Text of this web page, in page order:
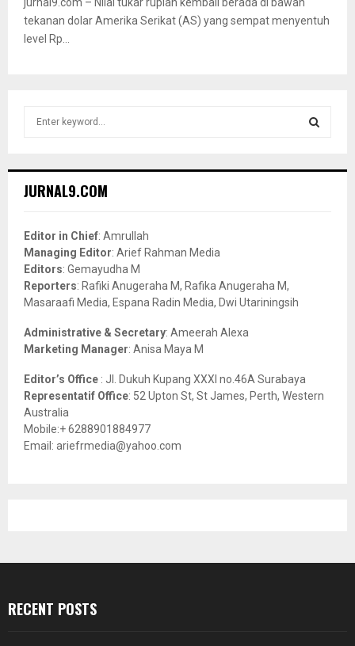
tekanan dolar Amerika Serikat (AS) yang sempat menyentuh
level Rp...
h
o
r
:
JURNAL9.COM
Editor in Chief: Amrullah
Managing Editor: Arief Rahman Media
Editors: Gemayudha M
Reporters: Rafiki Anugeraha M, Rafika Anugeraha M,
Masaraafi Media, Espana Radin Media, Dwi Utariningsih
Administrative & Secretary: Ameerah Alexa
Marketing Manager: Anisa Maya M
Editor’s Office : Jl. Dukuh Kupang XXXI no.46A Surabaya
Representatif Office: 52 Upton St, St James, Perth, Western
Australia
Mobile:+ 6288901884977
Email: ariefrmedia@yahoo.com
RECENT POSTS